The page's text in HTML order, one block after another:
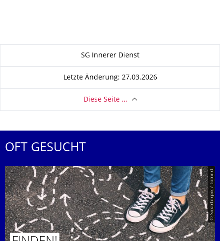
SG Innerer Dienst
Letzte Änderung: 27.03.2026
Diese Seite …
OFT GESUCHT
© Smarterpix / tomert